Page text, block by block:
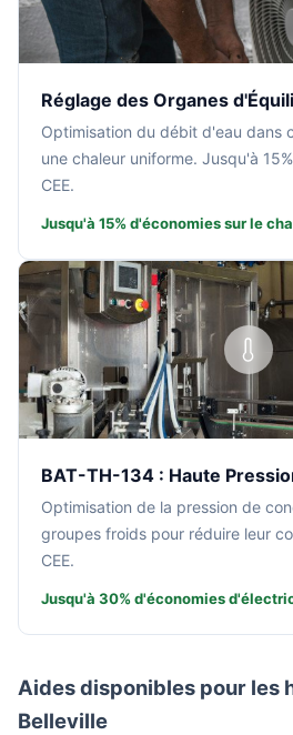
Réglage des Organes
Optimisation du débit d'eau dans
une chaleur uniforme. Jusqu'à
CEE.
Jusqu'à 15% d'économies sur le
BAT-TH-134 : Haute
Optimisation de la pression de
groupes froids pour réduire leur
CEE.
Jusqu'à 30% d'économies
Aides disponibles pour les
Belleville